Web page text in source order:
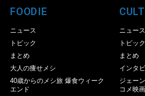
FOODIE
ニュース
トピック
まとめ
大人の痩せメシ
40歳からのメシ旅 爆食ウィーク
エンド
ニュース
トピック
まとめ
インタ
ジェー
コメ映